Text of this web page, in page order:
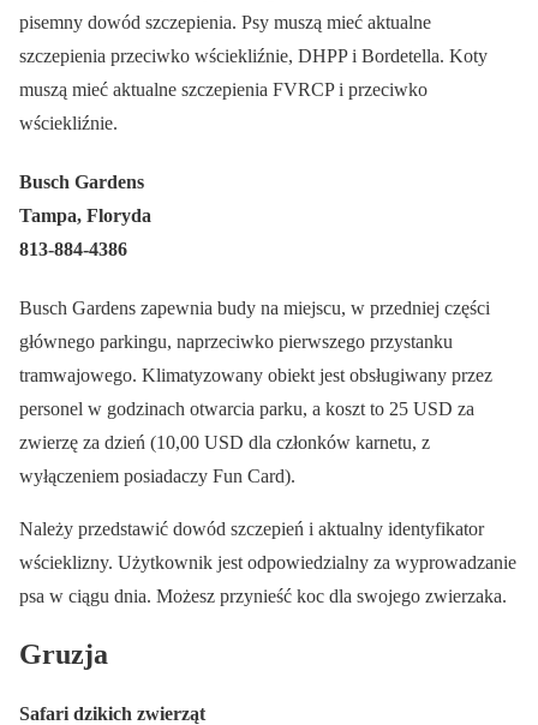
pisemny dowód szczepienia. Psy muszą mieć aktualne
szczepienia przeciwko wściekliźnie, DHPP i Bordetella. Koty
muszą mieć aktualne szczepienia FVRCP i przeciwko
wściekliźnie.
Busch Gardens
Tampa, Floryda
813-884-4386
Busch Gardens zapewnia budy na miejscu, w przedniej części
głównego parkingu, naprzeciwko pierwszego przystanku
tramwajowego. Klimatyzowany obiekt jest obsługiwany przez
personel w godzinach otwarcia parku, a koszt to 25 USD za
zwierzę za dzień (10,00 USD dla członków karnetu, z
wyłączeniem posiadaczy Fun Card).
Należy przedstawić dowód szczepień i aktualny identyfikator
wścieklizny. Użytkownik jest odpowiedzialny za wyprowadzanie
psa w ciągu dnia. Możesz przynieść koc dla swojego zwierzaka.
Gruzja
Safari dzikich zwierząt